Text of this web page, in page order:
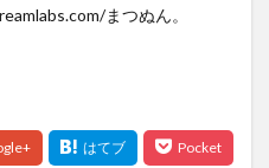
まつぬん。